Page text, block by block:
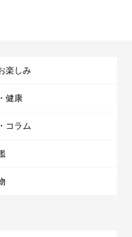
楽しみ
健康
コラム